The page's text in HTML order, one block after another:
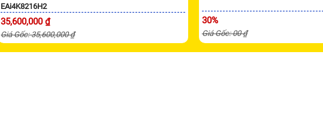
EAi4K8216H2
35,600,000 ₫
Giá Gốc: 35,600,000 ₫
30%
Giá Gốc: 00 ₫